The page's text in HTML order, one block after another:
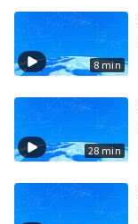
8 min
28 min